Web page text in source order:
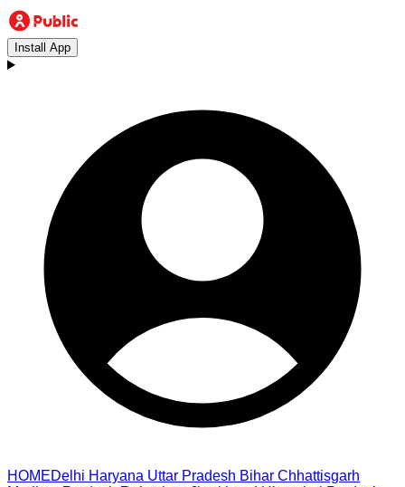
Install App
HOMEDelhi Haryana Uttar Pradesh Bihar Chhattisgarh